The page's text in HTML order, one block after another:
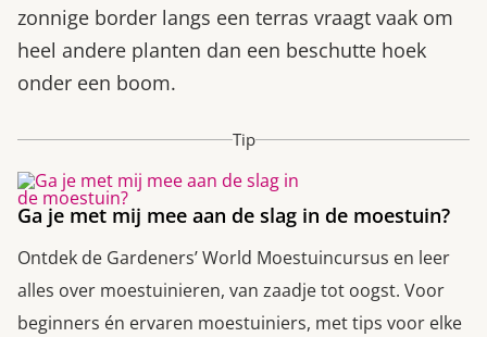
zonnige border langs een terras vraagt vaak om
heel andere planten dan een beschutte hoek
onder een boom.
Tip
Ga je met mij mee aan de slag in de moestuin?
Ontdek de Gardeners’ World Moestuincursus en leer
alles over moestuinieren, van zaadje tot oogst. Voor
beginners én ervaren moestuiniers, met tips voor elke